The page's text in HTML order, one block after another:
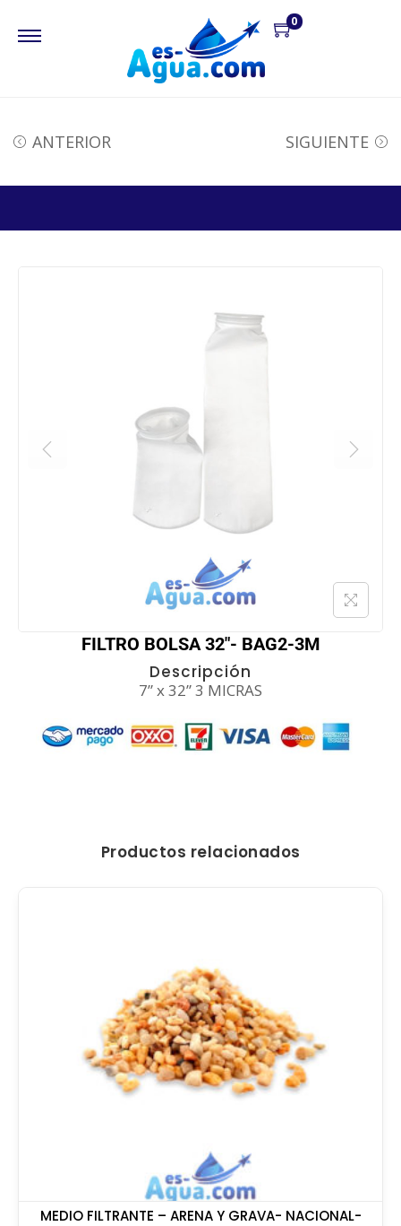
0
ANTERIOR SIGUIENTE
FILTRO BOLSA 32″- BAG2-3M
Descripción
7” x 32” 3 MICRAS
Productos relacionados
MEDIO FILTRANTE – ARENA Y GRAVA- NACIONAL-